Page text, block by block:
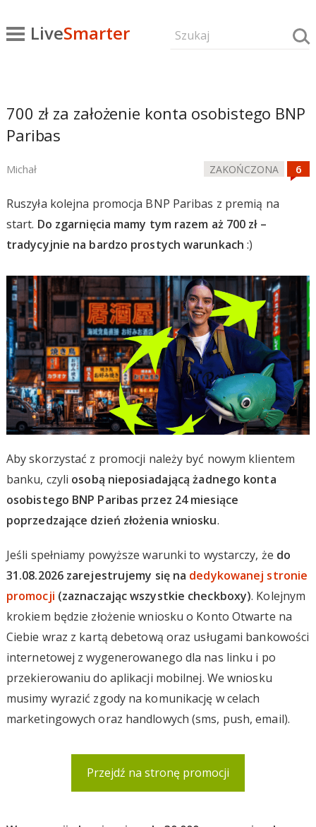
LiveSmarter
700 zł za założenie konta osobistego BNP
Paribas
Michał ZAKOŃCZONA
Ruszyła kolejna promocja BNP Paribas z premią na
start. Do zgarnięcia mamy tym razem aż 700 zł –
tradycyjnie na bardzo prostych warunkach:)
Aby skorzystać z promocji należy być nowym klientem
banku, czyli osobą nieposiadającą żadnego konta
osobistego BNP Paribas przez 24 miesiące
poprzedzające dzień złożenia wniosku.
Jeśli spełniamy powyższe warunki to wystarczy, że do
31.08.2026 zarejestrujemy się na dedykowanej stronie
promocji (zaznaczając wszystkie checkboxy). Kolejnym
krokiem będzie złożenie wniosku o Konto Otwarte na
Ciebie wraz z kartą debetową oraz usługami bankowości
internetowej z wygenerowanego dla nas linku i po
przekierowaniu do aplikacji mobilnej. We wniosku
musimy wyrazić zgody na komunikację w celach
marketingowych oraz handlowych (sms, push, email).
Przejdź na stronę promocji